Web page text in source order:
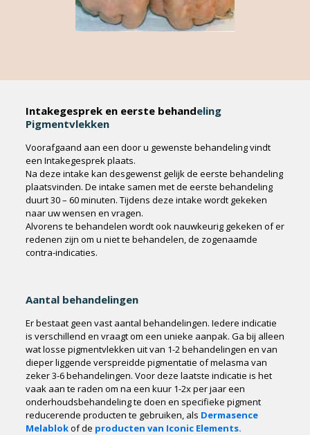
Intakegesprek en eerste behandeling
Pigmentvlekken
Voorafgaand aan een door u gewenste behandeling vindt
een Intakegesprek plaats.
Na deze intake kan desgewenst gelijk de eerste behandeling
plaatsvinden. De intake samen met de eerste behandeling
duurt 30 – 60 minuten. Tijdens deze intake wordt gekeken
naar uw wensen en vragen.
Alvorens te behandelen wordt ook nauwkeurig gekeken of er
redenen zijn om u niet te behandelen, de zogenaamde
contra-indicaties.
Aantal behandelingen
Er bestaat geen vast aantal behandelingen. Iedere indicatie
is verschillend en vraagt om een unieke aanpak. Ga bij alleen
wat losse pigmentvlekken uit van 1-2 behandelingen en van
dieper liggende verspreidde pigmentatie of melasma van
zeker 3-6 behandelingen. Voor deze laatste indicatie is het
vaak aan te raden om na een kuur 1-2x per jaar een
onderhoudsbehandeling te doen en specifieke pigment
reducerende producten te gebruiken, als Dermasence
Melablokof de producten van Iconic Elements.